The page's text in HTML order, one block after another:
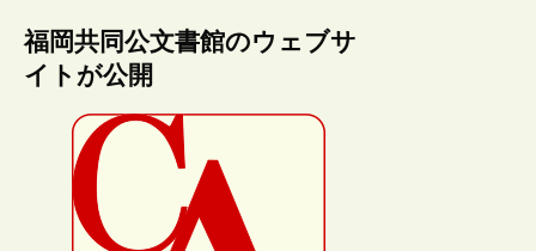
福岡共同公文書館のウェブサ
イトが公開